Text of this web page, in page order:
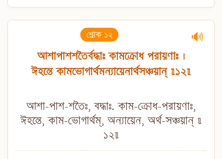
শ্লোক ১২ 🔊
আশাপাশশতৈর্বদ্ধাঃ কামক্রোধ পরায়ণাঃ ।
ঈহন্তে কামভোগার্থমন্যায়েনার্থসঞ্চয়ান্ ॥১২॥
আশা-পাশ-শতৈঃ, বদ্ধাঃ. কাম-ক্রোধ-পরায়ণাঃ,
ঈহন্তে, কাম-ভোগার্থম্, অন্যায়েন, অর্থ-সঞ্চয়ান্ ॥
১২॥